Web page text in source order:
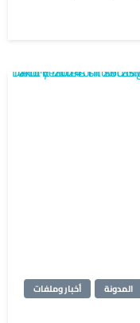
أخبار وملفات المدونة